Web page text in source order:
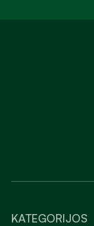
KATEGORIJOS